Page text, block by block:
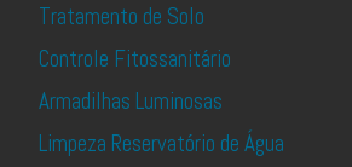
Tratamento de Solo
Controle Fitossanitário
Armadilhas Luminosas
Limpeza Reservatório de Água